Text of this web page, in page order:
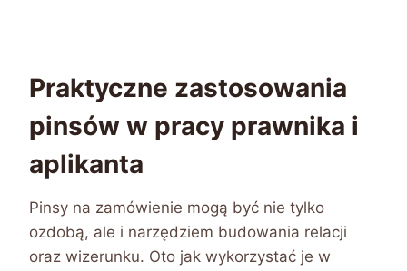
Praktyczne zastosowania
pinsów w pracy prawnika i
aplikanta
Pinsy na zamówienie mogą być nie tylko
ozdobą, ale i narzędziem budowania relacji
oraz wizerunku. Oto jak wykorzystać je w